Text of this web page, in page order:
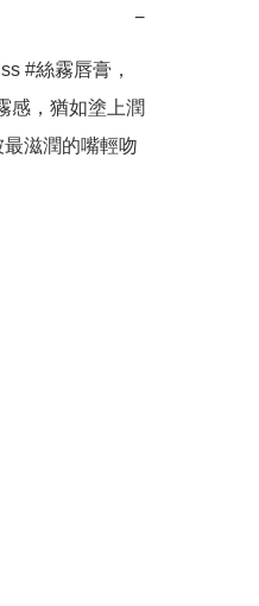
−
#絲霧唇膏，
感，猶如塗上潤
滋潤的嘴輕吻